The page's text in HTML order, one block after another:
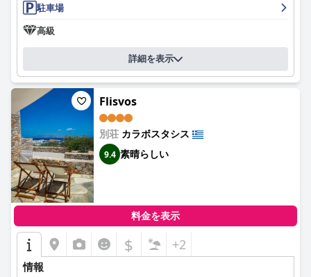
駐車場
高級
詳細を表示
Flisvos
別荘 カラボスタシス
9.4 素晴らしい
料金を表示
$ +2
情報